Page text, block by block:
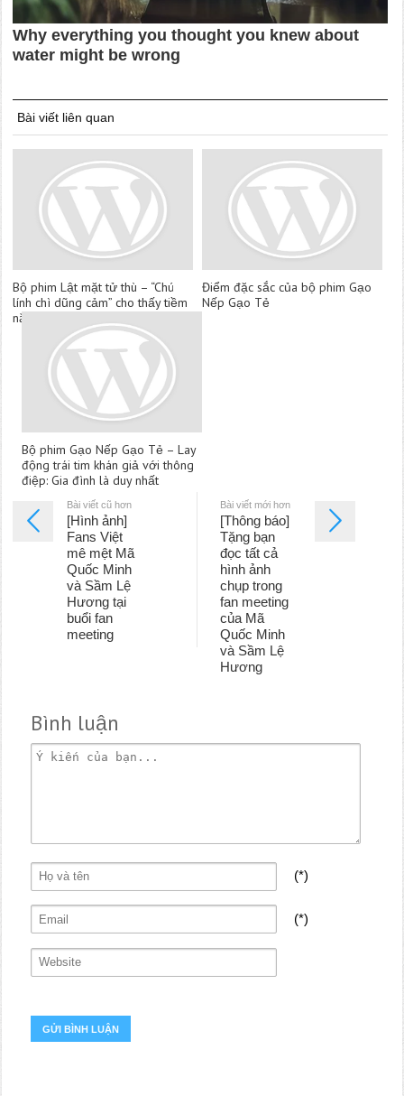
Bài viết liên quan
Bộ phim Lật mặt tử thù – “Chú
lính chì dũng cảm” cho thấy tiềm
năng đáng gờm của MBC
Điểm đặc sắc của bộ phim Gạo
Nếp Gạo Tẻ
Bộ phim Gạo Nếp Gạo Tẻ – Lay
động trái tim khán giả với thông
điệp: Gia đình là duy nhất
Bài viết cũ hơn
[Hình ảnh]
Fans Việt
mê mệt Mã
Quốc Minh
và Sầm Lệ
Hương tại
buổi fan
meeting
Bài viết mới hơn
[Thông báo]
Tặng bạn
đọc tất cả
hình ảnh
chụp trong
fan meeting
của Mã
Quốc Minh
và Sầm Lệ
Hương
Bình luận
(*)
(*)